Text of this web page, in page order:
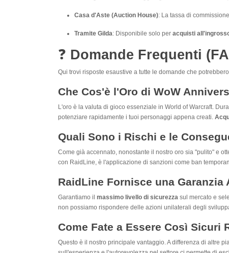
Casa d'Aste (Auction House): La tassa di
Tramite Gilda: Disponibile solo per acquisti
❓ Domande Frequenti
Qui trovi risposte esaustive a tutte le domande che
Che Cos'è l'Oro di WoW
L'oro è la valuta di gioco essenziale in World of Warcraft.
potenziare rapidamente i tuoi personaggi appena creati.
Quali Sono i Rischi e le
Come già accennato, nonostante il nostro oro sia "pulito" e
con RaidLine, è l'applicazione di sanzioni come ban
RaidLine Fornisce una Garanzia
Garantiamo il massimo livello di sicurezza sul mercato e
non possiamo rispondere delle azioni unilaterali degli
Come Fate a Essere Così Sicuri
Questo è il nostro principale vantaggio. A differenza di altre